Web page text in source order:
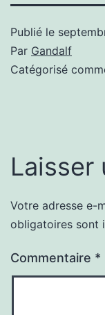
Publié le
Par Gandalf
Catégorisé
Laisser
Votre adresse e-
obligatoires sont
Commentaire *